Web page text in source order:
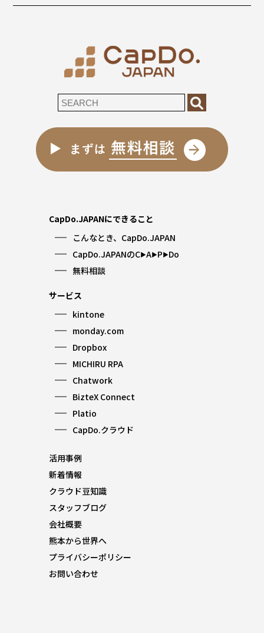
CapDo.JAPANにできること
こんなとき、CapDo.JAPAN
CapDo.JAPANのC▶︎A▶︎P▶︎Do
無料相談
サービス
kintone
monday.com
Dropbox
MICHIRU RPA
Chatwork
BizteX Connect
Platio
CapDo.クラウド
活用事例
新着情報
クラウド豆知識
スタッフブログ
会社概要
熊本から世界へ
プライバシーポリシー
お問い合わせ